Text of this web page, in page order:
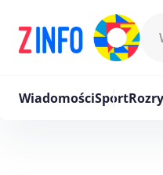
WiadomościSport